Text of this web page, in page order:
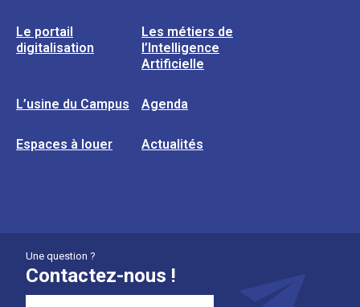
Le portail
digitalisation
Les métiers de
l’Intelligence
Artificielle
L’usine du Campus Agenda
Espaces à louer Actualités
Une question ?
Contactez-nous !